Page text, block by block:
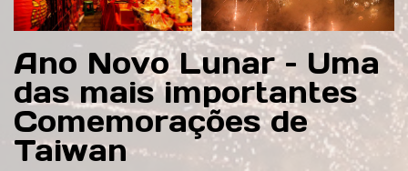
Ano Novo Lunar – Uma
das mais importantes
Comemorações de
Taiwan